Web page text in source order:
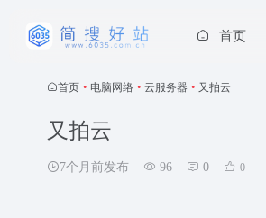
首页
首页 • 电脑网络 • 云服务器 • 又拍云
又拍云
7个月前发布 96 0 0